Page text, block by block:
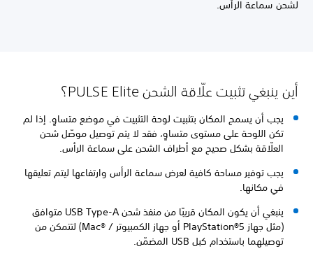
لشحن سماعة الرأس.
أين ينبغي تثبيت علّاقة الشحن PULSE Elite؟
يجب أن يسمح المكان بتثبيت لوحة التثبيت في موضع متساوٍ. إذا لم
تكن اللوحة على مستوى متساوٍ، فقد لا يتم توصيل موصّل شحن
العلّاقة بشكل صحيح مع أطراف الشحن على سماعة الرأس.
يجب توفير مساحة كافية لعرض سماعة الرأس وارتفاعها ليتم تعليقها
في مكانها.
ينبغي أن يكون المكان قريبًا من منفذ شحن USB Type-A متوافق
(مثل جهاز PlayStation®5‏ أو جهاز الكمبيوتر / Mac®‎) لتتمكن من
توصيلهما باستخدام كبل USB المضمّن.